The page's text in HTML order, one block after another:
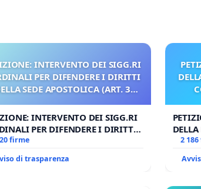
INTERVENTO DEI SIGG.RI
PER DIFENDERE I DIRITTI
SEDE APOSTOLICA (ART. 3
INTERVENTO DEI SIGG.RI
PER DIFENDERE I DIRITTI
SEDE APOSTOLICA (ART. 3 UDG)
firme
di trasparenza
2